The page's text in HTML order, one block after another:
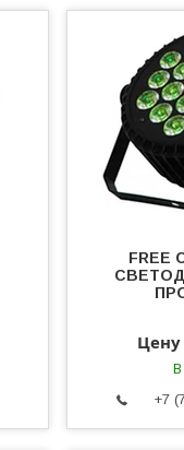
FREE
Цену
+7